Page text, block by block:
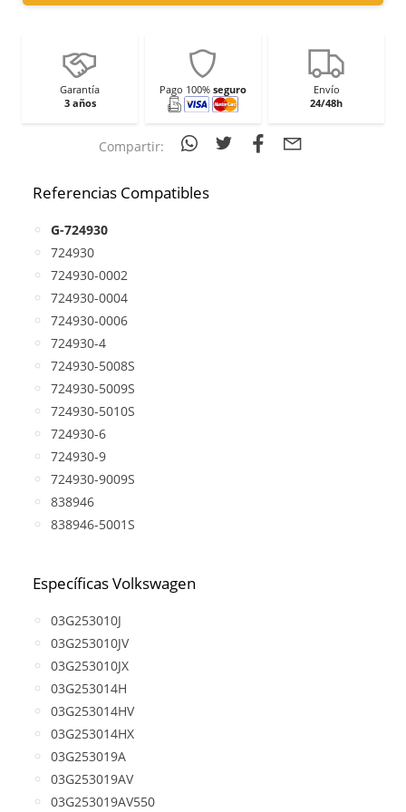
Garantía
3 años
Pago 100% seguro
Envío
24/48h
Compartir:
Referencias Compatibles
G-724930
724930
724930-0002
724930-0004
724930-0006
724930-4
724930-5008S
724930-5009S
724930-5010S
724930-6
724930-9
724930-9009S
838946
838946-5001S
Específicas Volkswagen
03G253010J
03G253010JV
03G253010JX
03G253014H
03G253014HV
03G253014HX
03G253019A
03G253019AV
03G253019AV550